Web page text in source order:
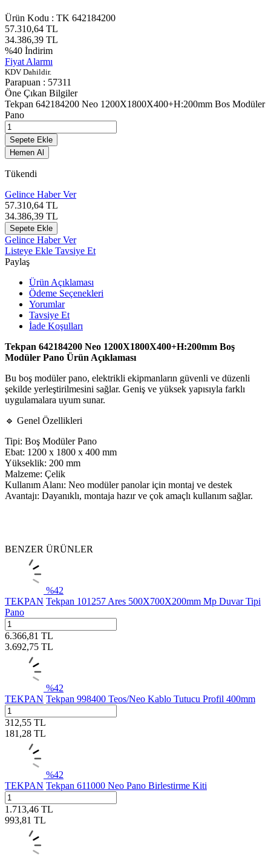
Ürün Kodu : TK 642184200
57.310,64 TL
34.386,39 TL
%40 İndirim
Fiyat Alarmı
KDV Dahildir.
Parapuan : 57311
Öne Çıkan Bilgiler
Tekpan 642184200 Neo 1200X1800X400+H:200mm Bos Modüler
Pano
Sepete Ekle
Hemen Al
Tükendi
Gelince Haber Ver
57.310,64 TL
34.386,39 TL
Sepete Ekle
Gelince Haber Ver
Listeye Ekle Tavsiye Et
Paylaş
Ürün Açıklaması
Ödeme Seçenekleri
Yorumlar
Tavsiye Et
İade Koşulları
Tekpan 642184200 Neo 1200X1800X400+H:200mm Boş
Modüler Pano Ürün Açıklaması
Bu boş modüler pano, elektrikli ekipmanların güvenli ve düzenli
şekilde yerleştirilmesini sağlar. Geniş ve yüksek yapısıyla farklı
uygulamalara uyum sunar.
🔹 Genel Özellikleri
Tipi: Boş Modüler Pano
Ebat: 1200 x 1800 x 400 mm
Yükseklik: 200 mm
Malzeme: Çelik
Kullanım Alanı: Neo modüler panolar için montaj ve destek
Avantajı: Dayanıklı, montaja hazır ve çok amaçlı kullanım sağlar.
BENZER ÜRÜNLER
%42
TEKPAN Tekpan 101257 Ares 500X700X200mm Mp Duvar Tipi
Pano
6.366,81 TL
3.692,75 TL
%42
TEKPAN Tekpan 998400 Teos/Neo Kablo Tutucu Profil 400mm
312,55 TL
181,28 TL
%42
TEKPAN Tekpan 611000 Neo Pano Birlestirme Kiti
1.713,46 TL
993,81 TL